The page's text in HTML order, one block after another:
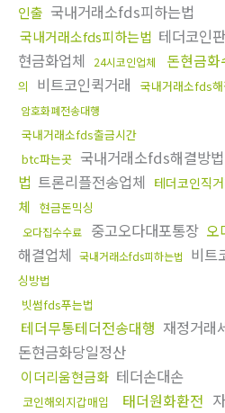
인출 국내거래소fds피하는법
국내거래소fds피하는법 테더코인
현금화업체
24시코인업체 돈현금화
의
비트코인퀵거래 국내거래소fds해
암호화폐전송대행
국내거래소fds출금시간
btc파는곳 국내거래소fds해결방법
법 트론리플전송업체 테더코인직
체 현금돈믹싱
오다집수수료 중고오다대포통장 오
해결업체 국내거래소fds피하는법 비트
싱방법
빗썸fds푸는법
테더무통테더전송대행 재정거래
돈현금화당일정산
이더리움현금화 테더손대손
코인해외지갑매입 태더원화환전